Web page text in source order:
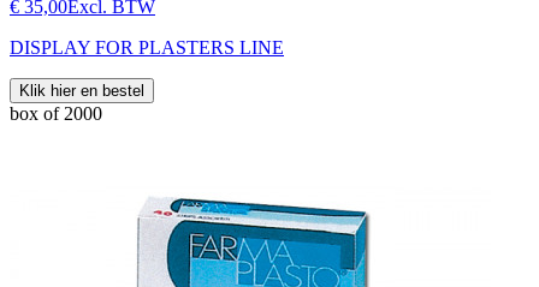
€ 35,00Excl. BTW
DISPLAY FOR PLASTERS LINE
Klik hier en bestel
box of 2000